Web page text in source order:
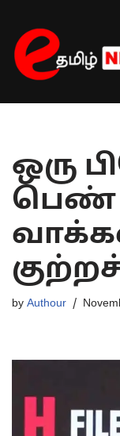
Skip
to
content
ஒரு
பெண்
by Authour